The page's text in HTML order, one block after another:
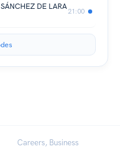
DE LARA
21:00
Careers, Business